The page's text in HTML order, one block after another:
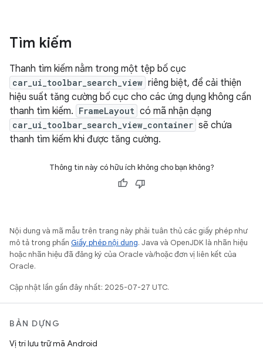
Tìm kiếm
Thanh tìm kiếm nằm trong một tệp bố cục
car_ui_toolbar_search_view riêng biệt, để cải thiện
hiệu suất tăng cường bố cục cho các ứng dụng không cần
thanh tìm kiếm. FrameLayout có mã nhận dạng
car_ui_toolbar_search_view_container sẽ chứa
thanh tìm kiếm khi được tăng cường.
Thông tin này có hữu ích không cho bạn không?
Nội dung và mã mẫu trên trang này phải tuân thủ các giấy phép như
mô tả trong phần Giấy phép nội dung. Java và OpenJDK là nhãn hiệu
hoặc nhãn hiệu đã đăng ký của Oracle và/hoặc đơn vị liên kết của
Oracle.
Cập nhật lần gần đây nhất: 2025-07-27 UTC.
BẢN DỰNG
Vị trí lưu trữ mã Android